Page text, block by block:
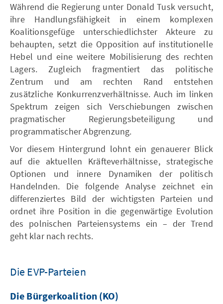
Während die Regierung unter Donald Tusk versucht,
ihre Handlungsfähigkeit in einem komplexen
Koalitionsgefüge unterschiedlichster Akteure zu
behaupten, setzt die Opposition auf institutionelle
Hebel und eine weitere Mobilisierung des rechten
Lagers. Zugleich fragmentiert das politische
Zentrum und am rechten Rand entstehen
zusätzliche Konkurrenzverhältnisse. Auch im linken
Spektrum zeigen sich Verschiebungen zwischen
pragmatischer Regierungsbeteiligung und
programmatischer Abgrenzung.
Vor diesem Hintergrund lohnt ein genauerer Blick
auf die aktuellen Kräfteverhältnisse, strategische
Optionen und innere Dynamiken der politisch
Handelnden. Die folgende Analyse zeichnet ein
differenziertes Bild der wichtigsten Parteien und
ordnet ihre Position in die gegenwärtige Evolution
des polnischen Parteiensystems ein – der Trend
geht klar nach rechts.
Die EVP-Parteien
Die Bürgerkoalition (KO)